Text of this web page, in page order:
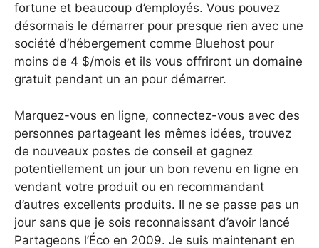
fortune et beaucoup d’employés. Vous pouvez
désormais le démarrer pour presque rien avec une
société d’hébergement comme Bluehost pour
moins de 4 $/mois et ils vous offriront un domaine
gratuit pendant un an pour démarrer.
Marquez-vous en ligne, connectez-vous avec des
personnes partageant les mêmes idées, trouvez
de nouveaux postes de conseil et gagnez
potentiellement un jour un bon revenu en ligne en
vendant votre produit ou en recommandant
d’autres excellents produits. Il ne se passe pas un
jour sans que je sois reconnaissant d’avoir lancé
Partageons l’Éco en 2009. Je suis maintenant en